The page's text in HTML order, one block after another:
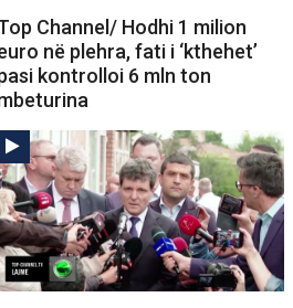
Channel/ Hodhi 1 milion
në plehra, fati i ‘kthehet’
kontrolloi 6 mln ton